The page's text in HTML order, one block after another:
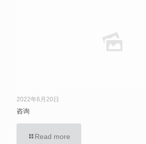
2022年6月20日
咨询
Read more